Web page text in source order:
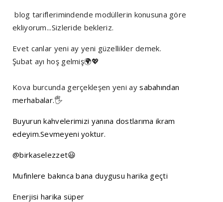
blog tariflerimindende modüllerin konusuna göre
ekliyorum...Sizleride bekleriz.
Evet canlar yeni ay yeni güzellikler demek.
Şubat ayı hoş gelmiş🌍💖
Kova burcunda gerçekleşen yeni aysabahından
merhabalar.🖐️
Buyurun kahvelerimizi yanına dostlarıma ikram
edeyim.Sevmeyeni yoktur.
@birkaselezzet😃
Mufinlere bakınca bana duygusu harika geçti
Enerjisi harika süper